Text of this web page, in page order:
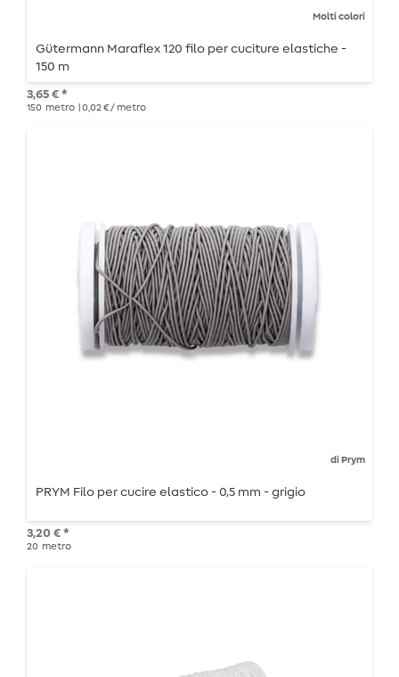
Molti colori
Gütermann Maraflex 120 filo per cuciture elastiche -
150 m
3,65 € *
150 metro | 0,02 € / metro
di Prym
PRYM Filo per cucire elastico - 0,5 mm - grigio
3,20 € *
20 metro